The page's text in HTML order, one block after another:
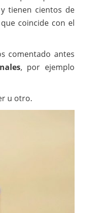
tienen cientos de
coincide con el
comentado antes
, por ejemplo
u otro.